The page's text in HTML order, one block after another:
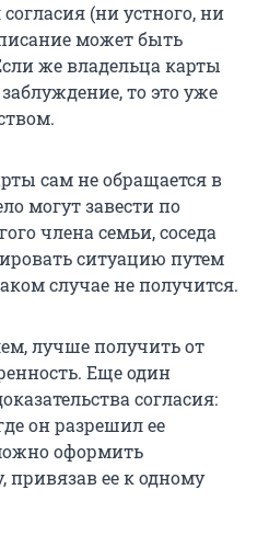
(ни устного, ни
может быть
же владельца карты
то это уже
сам не обращается в
могут завести по
члена семьи, соседа
ситуацию путем
случае не получится.
лучше получить от
Еще один
согласия:
он разрешил ее
оформить
привязав ее к одному